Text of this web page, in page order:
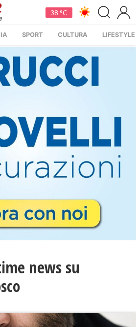
38 °C
SPORT CULTURA LIFESTYLE
news su